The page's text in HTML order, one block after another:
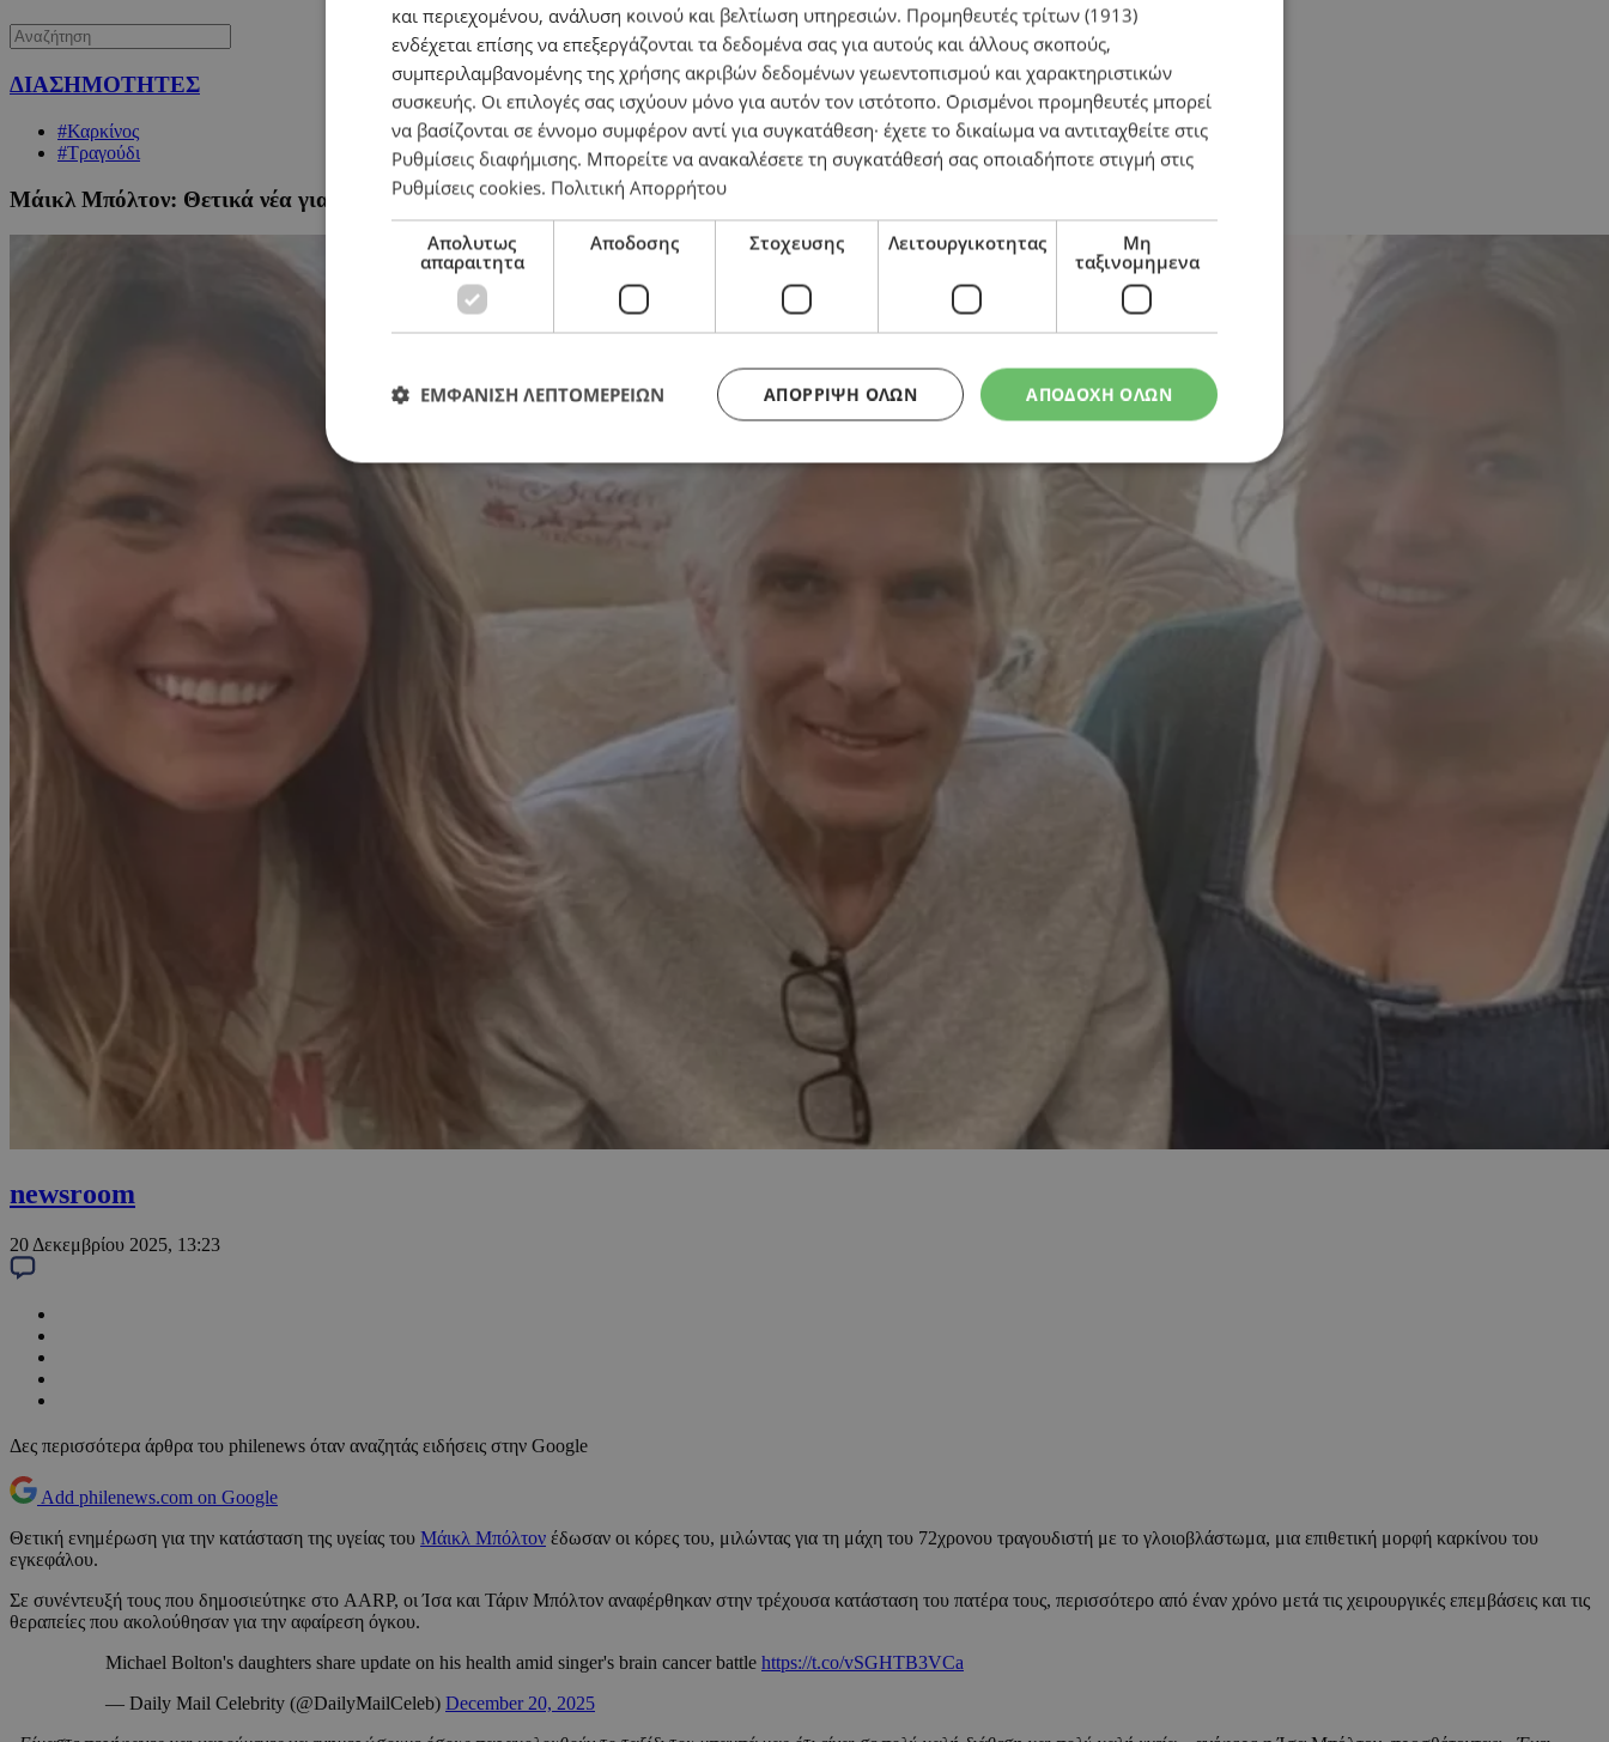
ΔΙΑΣΗΜΟΤΗΤΕΣ
#Καρκίνος
#Τραγούδι
Μάικλ Μπόλτον: Θετικά νέα για την μάχη του με τον καρκίνο – «Είναι πολύ δυνατός και σε πολύ καλή διάθεση»
newsroom
20 Δεκεμβρίου 2025, 13:23
Δες περισσότερα άρθρα του philenews όταν αναζητάς ειδήσεις στην Google
Add philenews.com on Google
Θετική ενημέρωση για την κατάσταση της υγείας του Μάικλ Μπόλτον έδωσαν οι κόρες του, μιλώντας για τη μάχη του 72χρονου τραγουδιστή με το γλοιοβλάστωμα, μια επιθετική μορφή καρκίνου του
εγκεφάλου.
Σε συνέντευξή τους που δημοσιεύτηκε στο AARP, οι Ίσα και Τάριν Μπόλτον αναφέρθηκαν στην τρέχουσα κατάσταση του πατέρα τους, περισσότερο από έναν χρόνο μετά τις χειρουργικές επεμβάσεις και τις
θεραπείες που ακολούθησαν για την αφαίρεση όγκου.
Michael Bolton's daughters share update on his health amid singer's brain cancer battle https://t.co/vSGHTB3VCa
— Daily Mail Celebrity (@DailyMailCeleb) December 20, 2025
και περιεχομένου, ανάλυση κοινού και βελτίωση υπηρεσιών. Προμηθευτές τρίτων (1913)
ενδέχεται επίσης να επεξεργάζονται τα δεδομένα σας για αυτούς και άλλους σκοπούς,
συμπεριλαμβανομένης της χρήσης ακριβών δεδομένων γεωεντοπισμού και χαρακτηριστικών
συσκευής. Οι επιλογές σας ισχύουν μόνο για αυτόν τον ιστότοπο. Ορισμένοι προμηθευτές μπορεί
να βασίζονται σε έννομο συμφέρον αντί για συγκατάθεση· έχετε το δικαίωμα να αντιταχθείτε στις
Ρυθμίσεις διαφήμισης. Μπορείτε να ανακαλέσετε τη συγκατάθεσή σας οποιαδήποτε στιγμή στις
Ρυθμίσεις cookies. Πολιτική Απορρήτου
Απολυτως
απαραιτητα
Αποδοσης Στοχευσης Λειτουργικοτητας
Μη
ταξινομημενα
ΑΠΟΔΟΧΗ ΟΛΩΝ
ΑΠΌΡΡΙΨΗ ΌΛΩΝ
ΕΜΦΑΝΙΣΗ ΛΕΠΤΟΜΕΡΕΙΩΝ